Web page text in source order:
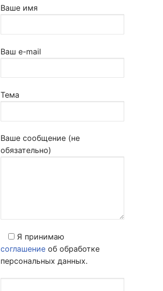
Ваше имя
Ваш e-mail
Тема
Ваше сообщение (не
обязательно)
Я принимаю
соглашение об обработке
персональных данных.